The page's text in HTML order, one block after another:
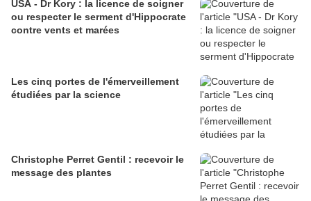
USA - Dr Kory : la licence de soigner
ou respecter le serment d'Hippocrate
contre vents et marées
Les cinq portes de l'émerveillement
étudiées par la science
Christophe Perret Gentil : recevoir le
message des plantes